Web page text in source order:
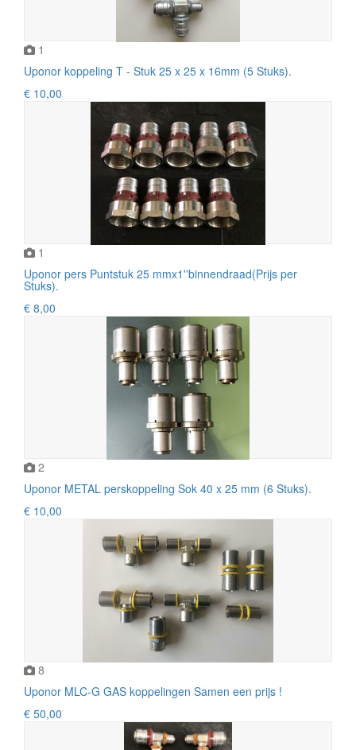
1
Uponor koppeling T - Stuk 25 x 25 x 16mm (5 Stuks).
€ 10,00
1
Uponor pers Puntstuk 25 mmx1''binnendraad(Prijs per
Stuks).
€ 8,00
2
Uponor METAL perskoppeling Sok 40 x 25 mm (6 Stuks).
€ 10,00
8
Uponor MLC-G GAS koppelingen Samen een prijs !
€ 50,00